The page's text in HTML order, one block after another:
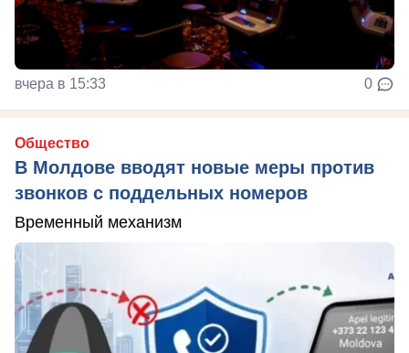
вчера в 15:33 0
Общество
В Молдове вводят новые меры против
звонков с поддельных номеров
Временный механизм